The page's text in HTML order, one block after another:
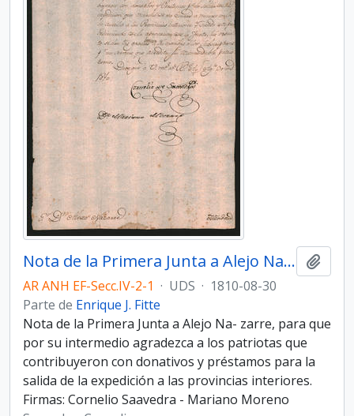
Nota de la Primera Junta a Alejo Nazarre
AR ANH EF-Secc.IV-2-1 · UDS · 1810-08-30
Parte de Enrique J. Fitte
Nota de la Primera Junta a Alejo Na- zarre, para que
por su intermedio agradezca a los patriotas que
contribuyeron con donativos y préstamos para la
salida de la expedición a las provincias interiores.
Firmas: Cornelio Saavedra - Mariano Moreno